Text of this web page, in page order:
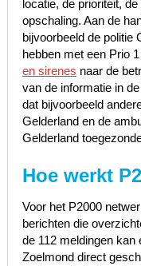
locatie, de prioriteit,
opschaling. Aan de
bijvoorbeeld de politie
hebben met een Prio
en sirenes naar de
van de informatie in
dat bijvoorbeeld
Gelderland en de
Gelderland
Hoe werkt
Voor het P2000
berichten die
de 112 meldingen kan
Zoelmond direct